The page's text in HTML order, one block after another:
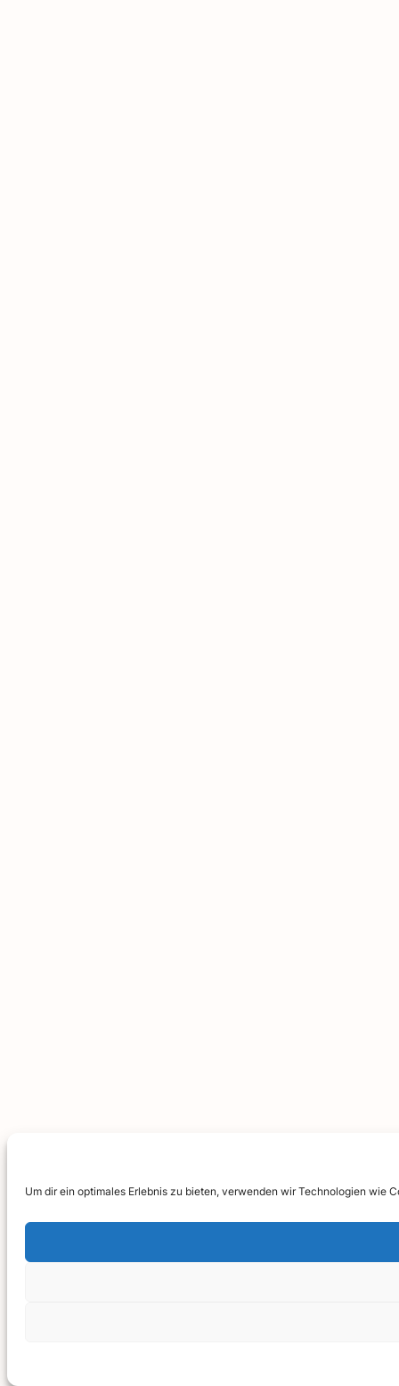
Um dir ein optimales Erlebnis zu bieten, verwenden wir Technologien wie